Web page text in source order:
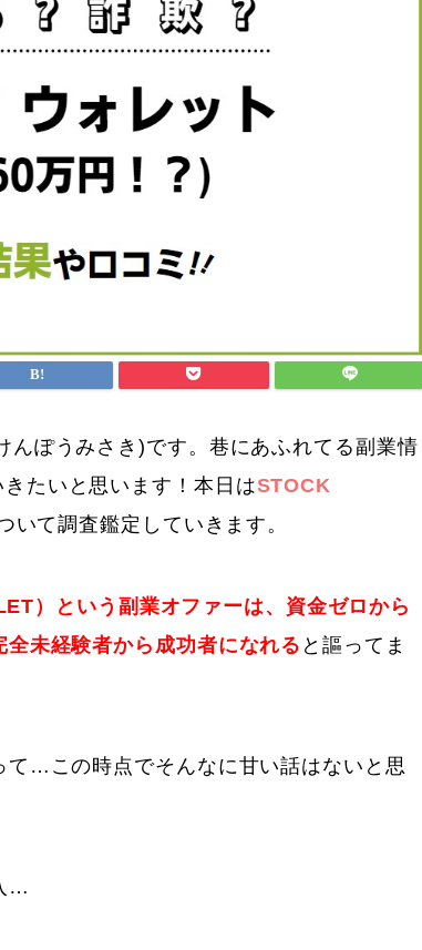
んぽうみさき)です。巷にあふれてる副業情
たいと思います！本日はSTOCK
いて調査鑑定していきます。
）という副業オファーは、資金ゼロから
未経験者から成功者になれる と謳ってま
…この時点でそんなに甘い話はないと思
…